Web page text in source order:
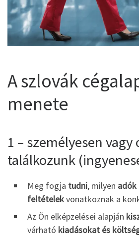
A szlovák
menete
1 – személyesen vagy
találkozunk
Meg fogja tudni, milyen adók
feltételekvonatkoznak a
Az Ön elképzelései alapján
várható kiadásokat és